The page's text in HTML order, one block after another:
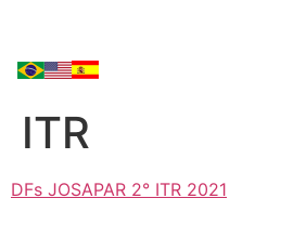
ITR
DFs JOSAPAR 2° ITR 2021